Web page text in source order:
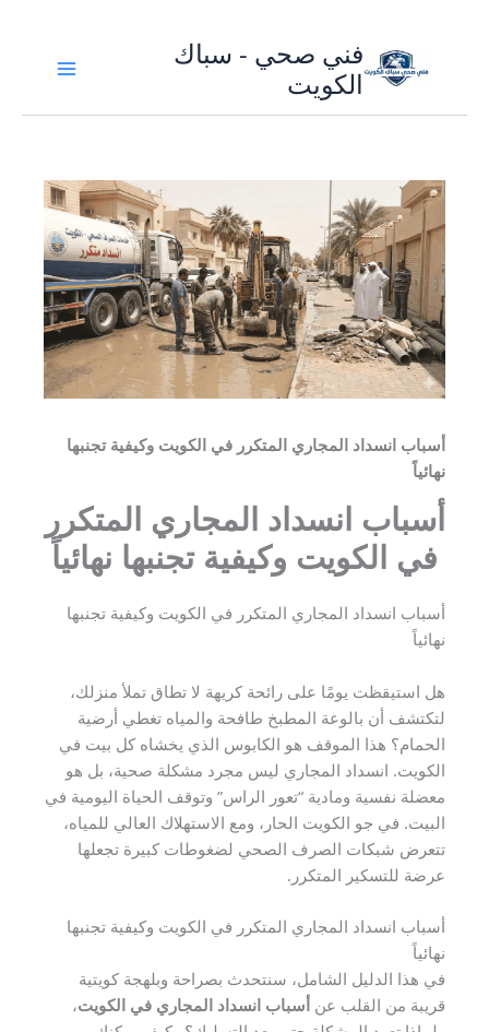
فني صحي - سباك
الكويت
أسباب انسداد المجاري المتكرر في الكويت وكيفية تجنبها
نهائياً
أسباب انسداد المجاري المتكرر
في الكويت وكيفية تجنبها نهائياً
أسباب انسداد المجاري المتكرر في الكويت وكيفية تجنبها
نهائياً
هل استيقظت يومًا على رائحة كريهة لا تطاق تملأ منزلك،
لتكتشف أن بالوعة المطبخ طافحة والمياه تغطي أرضية
الحمام؟ هذا الموقف هو الكابوس الذي يخشاه كل بيت في
الكويت. انسداد المجاري ليس مجرد مشكلة صحية، بل هو
معضلة نفسية ومادية “تعور الراس” وتوقف الحياة اليومية في
البيت. في جو الكويت الحار، ومع الاستهلاك العالي للمياه،
تتعرض شبكات الصرف الصحي لضغوطات كبيرة تجعلها
عرضة للتسكير المتكرر.
أسباب انسداد المجاري المتكرر في الكويت وكيفية تجنبها
نهائياً
في هذا الدليل الشامل، سنتحدث بصراحة وبلهجة كويتية
قريبة من القلب عن أسباب انسداد المجاري في الكويت،